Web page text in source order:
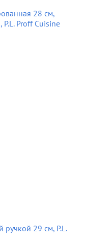
28 см,
Proff Cuisine
ручкой 29 см, P.L.